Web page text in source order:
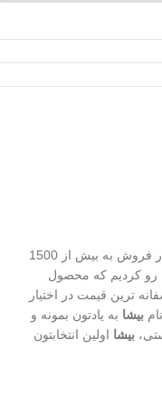
، با بیش از800 تا محصول، افتخار فروش به بیش از 1500
رو کردیم که محصول
ترین قیمت در اختیار
بیشا به یادتون بمونه و
بیشا اولین انتخابتون